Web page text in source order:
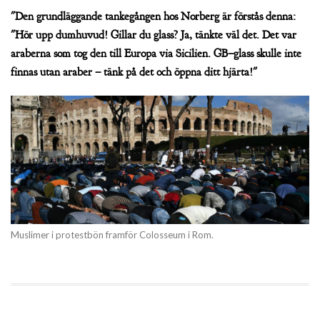
"Den grundläggande tankegången hos Norberg är förstås denna:
"Hör upp dumhuvud! Gillar du glass? Ja, tänkte väl det. Det var
araberna som tog den till Europa via Sicilien. GB–glass skulle inte
finnas utan araber – tänk på det och öppna ditt hjärta!"
Muslimer i protestbön framför Colosseum i Rom.